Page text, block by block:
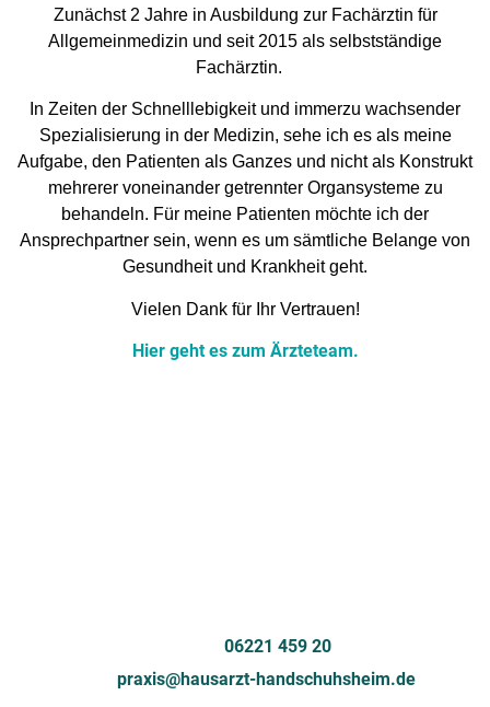
Zunächst 2 Jahre in Ausbildung zur Fachärztin für
Allgemeinmedizin und seit 2015 als selbstständige
Fachärztin.
In Zeiten der Schnelllebigkeit und immerzu wachsender
Spezialisierung in der Medizin, sehe ich es als meine
Aufgabe, den Patienten als Ganzes und nicht als Konstrukt
mehrerer voneinander getrennter Organsysteme zu
behandeln. Für meine Patienten möchte ich der
Ansprechpartner sein, wenn es um sämtliche Belange von
Gesundheit und Krankheit geht.
Vielen Dank für Ihr Vertrauen!
Hier geht es zum Ärzteteam.
06221 459 20
praxis@hausarzt-handschuhsheim.de